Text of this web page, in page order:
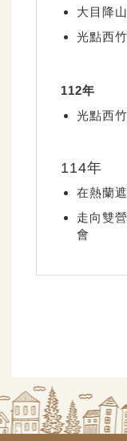
大目降
光點西
112年
光點西
114年
在熱蘭
走向雙
會